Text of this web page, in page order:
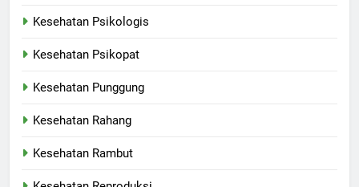
Kesehatan Psikologis
Kesehatan Psikopat
Kesehatan Punggung
Kesehatan Rahang
Kesehatan Rambut